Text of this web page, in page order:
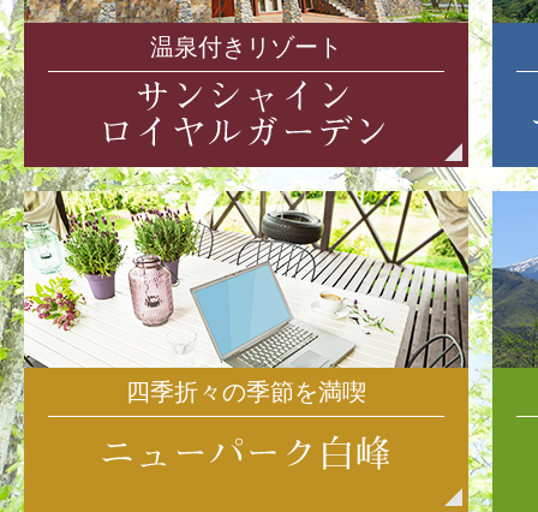
温泉付きリゾート
四季折々の季節を満喫